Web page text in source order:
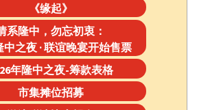
《缘起》
系隆中，勿忘初衷：
中之夜 · 联谊晚宴开始售票
年隆中之夜-筹款表格
市集摊位招募